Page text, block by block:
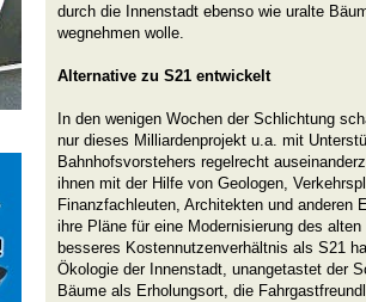
durch die Innenstadt ebenso wie uralte
wegnehmen wolle.
Alternative zu S21 entwickelt
In den wenigen Wochen der Schlichtung
nur dieses Milliardenprojekt u.a. mit
Bahnhofsvorstehers regelrecht
ihnen mit der Hilfe von Geologen,
Finanzfachleuten, Architekten und anderen
ihre Pläne für eine Modernisierung des
besseres Kostennutzenverhältnis als S21
Ökologie der Innenstadt, unangetastet der
Bäume als Erholungsort, die